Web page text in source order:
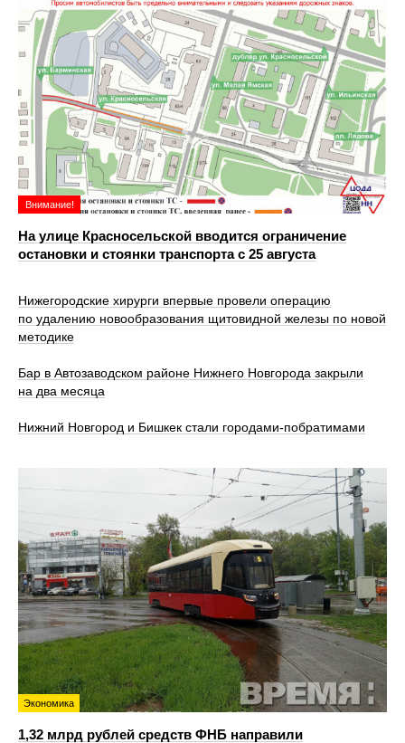
Внимание!
На улице Красносельской вводится ограничение
остановки и стоянки транспорта с 25 августа
Нижегородские хирурги впервые провели операцию
по удалению новообразования щитовидной железы по новой
методике
Бар в Автозаводском районе Нижнего Новгорода закрыли
на два месяца
Нижний Новгород и Бишкек стали городами-побратимами
Экономика
1,32 млрд рублей средств ФНБ направили